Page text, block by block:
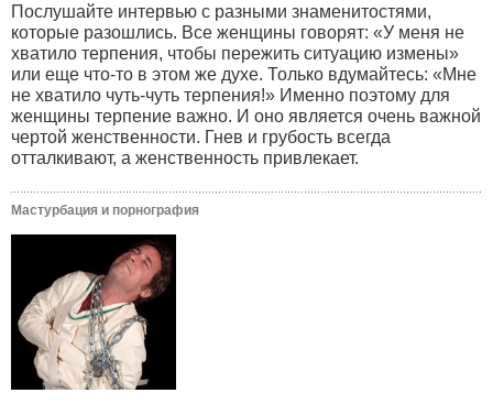
Послушайте интервью с разными знаменитостями,
которые разошлись. Все женщины говорят: «У меня не
хватило терпения, чтобы пережить ситуацию измены»
или еще что-то в этом же духе. Только вдумайтесь: «Мне
не хватило чуть-чуть терпения!» Именно поэтому для
женщины терпение важно. И оно является очень важной
чертой женственности. Гнев и грубость всегда
отталкивают, а женственность привлекает.
Мастурбация и порнография